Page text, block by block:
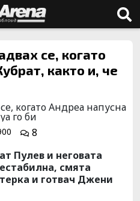
се, когато
както и, че
8
Пулев и неговата
смята
и готвач Джени